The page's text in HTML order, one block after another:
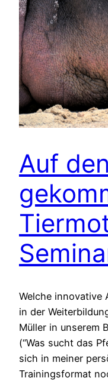
Auf
Welche innovative
in der
Müller in unserem
(“Was sucht das
sich in meiner
Trainingsformat